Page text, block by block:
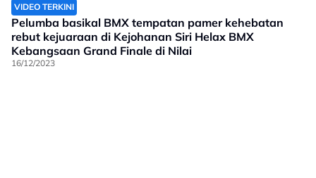
VIDEO TERKINI
Pelumba basikal BMX tempatan pamer kehebatan
rebut kejuaraan di Kejohanan Siri Helax BMX
Kebangsaan Grand Finale di Nilai
16/12/2023